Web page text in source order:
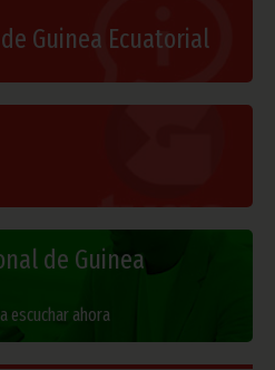
Guinea Ecuatorial
de Guinea
escuchar ahora